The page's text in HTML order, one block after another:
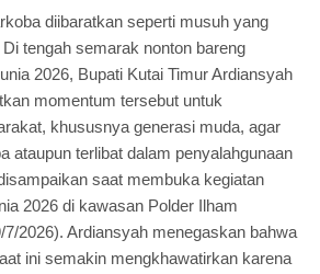
diibaratkan seperti musuh yang
tengah semarak nonton bareng
2026, Bupati Kutai Timur Ardiansyah
momentum tersebut untuk
khususnya generasi muda, agar
ataupun terlibat dalam penyalahgunaan
saat membuka kegiatan
2026 di kawasan Polder Ilham
7/2026). Ardiansyah menegaskan bahwa
ini semakin mengkhawatirkan karena